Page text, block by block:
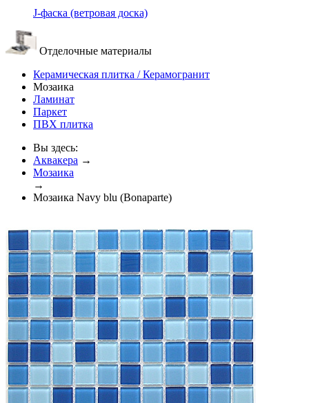
J-фаска (ветровая доска)
Отделочные материалы
Керамическая плитка / Керамогранит
Мозаика
Ламинат
Паркет
ПВХ плитка
Вы здесь:
Аквакера →
Мозаика
→
Мозаика Navy blu (Bonaparte)